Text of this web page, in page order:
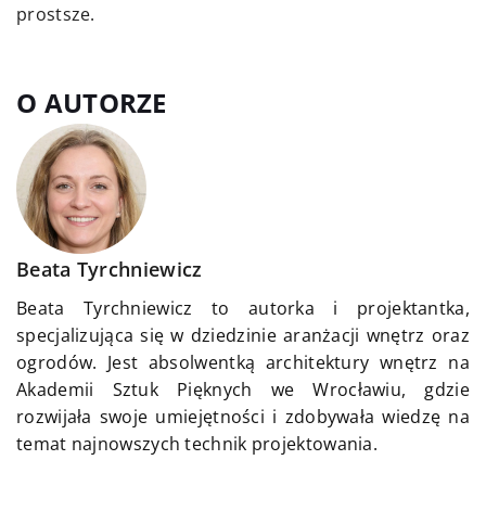
prostsze.
O AUTORZE
Beata Tyrchniewicz
Beata Tyrchniewicz to autorka i projektantka,
specjalizująca się w dziedzinie aranżacji wnętrz oraz
ogrodów. Jest absolwentką architektury wnętrz na
Akademii Sztuk Pięknych we Wrocławiu, gdzie
rozwijała swoje umiejętności i zdobywała wiedzę na
temat najnowszych technik projektowania.